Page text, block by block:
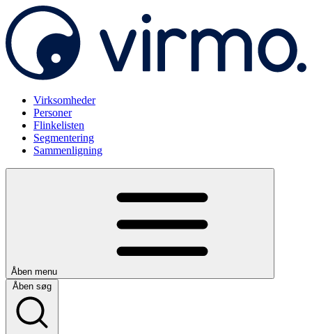
Virksomheder
Personer
Flinkelisten
Segmentering
Sammenligning
Åben menu
Åben søg